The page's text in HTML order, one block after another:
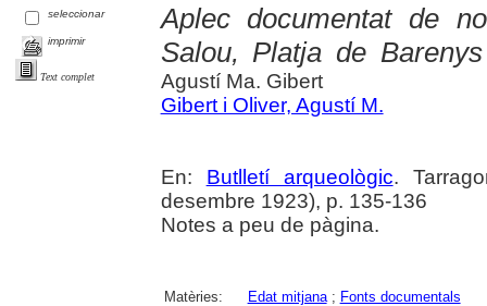
seleccionar
imprimir
Text complet
Aplec documentat de
Salou, Platja de
Agustí Ma. Gibert
Gibert i Oliver, Agustí M.
En: Butlletí arqueològic.
desembre 1923), p. 135-136
Notes a peu de pàgina.
Matèries: Edat mitjana; Fonts documentals